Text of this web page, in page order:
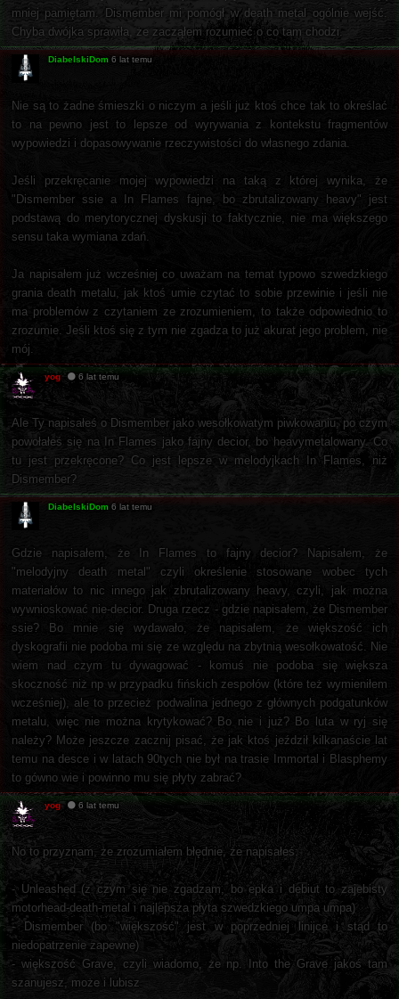
mniej pamiętam. Dismember mi pomógł w death metal ogólnie wejść.
Chyba dwójka sprawiła, że zacząłem rozumieć o co tam chodzi.
DiabelskiDom 6 lat temu
Nie są to żadne śmieszki o niczym a jeśli już ktoś chce tak to określać
to na pewno jest to lepsze od wyrywania z kontekstu fragmentów
wypowiedzi i dopasowywanie rzeczywistości do własnego zdania.
Jeśli przekręcanie mojej wypowiedzi na taką z której wynika, że
"Dismember ssie a In Flames fajne, bo zbrutalizowany heavy" jest
podstawą do merytorycznej dyskusji to faktycznie, nie ma większego
sensu taka wymiana zdań.
Ja napisałem już wcześniej co uważam na temat typowo szwedzkiego
grania death metalu, jak ktoś umie czytać to sobie przewinie i jeśli nie
ma problemów z czytaniem ze zrozumieniem, to także odpowiednio to
zrozumie. Jeśli ktoś się z tym nie zgadza to już akurat jego problem, nie
mój.
yog 6 lat temu
Ale Ty napisałeś o Dismember jako wesołkowatym piwkowaniu, po czym
powołałeś się na In Flames jako fajny decior, bo heavymetalowany. Co
tu jest przekręcone? Co jest lepsze w melodyjkach In Flames, niż
Dismember?
DiabelskiDom 6 lat temu
Gdzie napisałem, że In Flames to fajny decior? Napisałem, że
"melodyjny death metal" czyli określenie stosowane wobec tych
materiałów to nic innego jak zbrutalizowany heavy, czyli, jak można
wywnioskować nie-decior. Druga rzecz - gdzie napisałem, że Dismember
ssie? Bo mnie się wydawało, że napisałem, że większość ich
dyskografii nie podoba mi się ze względu na zbytnią wesołkowatość. Nie
wiem nad czym tu dywagować - komuś nie podoba się większa
skoczność niż np w przypadku fińskich zespołów (które też wymieniłem
wcześniej), ale to przecież podwalina jednego z głównych podgatunków
metalu, więc nie można krytykować? Bo nie i już? Bo luta w ryj się
należy? Może jeszcze zacznij pisać, że jak ktoś jeździł kilkanaście lat
temu na desce i w latach 90tych nie był na trasie Immortal i Blasphemy
to gówno wie i powinno mu się płyty zabrać?
yog 6 lat temu
No to przyznam, że zrozumiałem błędnie, że napisałeś:
- Unleashed (z czym się nie zgadzam, bo epka i debiut to zajebisty
motorhead-death-metal i najlepsza płyta szwedzkiego umpa umpa)
- Dismember (bo "większość" jest w poprzedniej linijce i stąd to
niedopatrzenie zapewne)
- większość Grave, czyli wiadomo, że np. Into the Grave jakoś tam
szanujesz, może i lubisz